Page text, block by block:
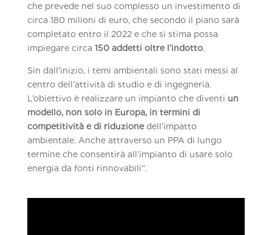
che prevede nel suo complesso un investimento di
circa 180 milioni di euro, che secondo il piano sarà
completato entro il 2022 e che si stima possa
impiegare circa 150 addetti oltre l’indotto.
Sin dall’inizio, i temi ambientali sono stati messi al
centro dell’attività di studio e di ingegneria.
L’obiettivo è realizzare un impianto che diventi un
modello, non solo in Europa, in termini di
competitività e di riduzionedell’impatto
ambientale. Anche attraverso un PPA di lungo
termine che consentirà all’impianto di usare solo
energia da fonti rinnovabili“.